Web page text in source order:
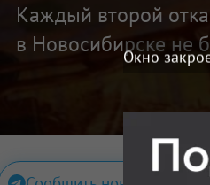
Каждый второй
в Новосибирске не
Окно